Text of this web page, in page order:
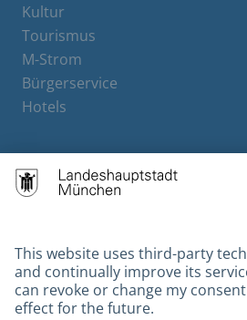
Kultur
Tourismus
M-Strom
Bürgerservice
Hotels
Contact
Gebärdensprache
Datenschutz
Kontakt